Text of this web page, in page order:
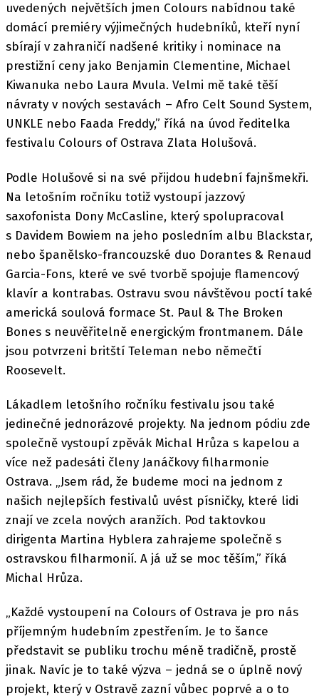
uvedených největších jmen Colours nabídnou také
domácí premiéry výjimečných hudebníků, kteří nyní
sbírají v zahraničí nadšené kritiky i nominace na
prestižní ceny jako Benjamin Clementine, Michael
Kiwanuka nebo Laura Mvula. Velmi mě také těší
návraty v nových sestavách – Afro Celt Sound System,
UNKLE nebo Faada Freddy,” říká na úvod ředitelka
festivalu Colours of Ostrava Zlata Holušová.
Podle Holušové si na své přijdou hudební fajnšmekři.
Na letošním ročníku totiž vystoupí jazzový
saxofonista Dony McCasline, který spolupracoval
s Davidem Bowiem na jeho posledním albu Blackstar,
nebo španělsko-francouzské duo Dorantes & Renaud
Garcia-Fons, které ve své tvorbě spojuje flamencový
klavír a kontrabas. Ostravu svou návštěvou poctí také
americká soulová formace St. Paul & The Broken
Bones s neuvěřitelně energickým frontmanem. Dále
jsou potvrzeni britští Teleman nebo němečtí
Roosevelt.
Lákadlem letošního ročníku festivalu jsou také
jedinečné jednorázové projekty. Na jednom pódiu zde
společně vystoupí zpěvák Michal Hrůza s kapelou a
více než padesáti členy Janáčkovy filharmonie
Ostrava. „Jsem rád, že budeme moci na jednom z
našich nejlepších festivalů uvést písničky, které lidi
znají ve zcela nových aranžích. Pod taktovkou
dirigenta Martina Hyblera zahrajeme společně s
ostravskou filharmonií. A já už se moc těším,” říká
Michal Hrůza.
„Každé vystoupení na Colours of Ostrava je pro nás
příjemným hudebním zpestřením. Je to šance
představit se publiku trochu méně tradičně, prostě
jinak. Navíc je to také výzva – jedná se o úplně nový
projekt, který v Ostravě zazní vůbec poprvé a o to